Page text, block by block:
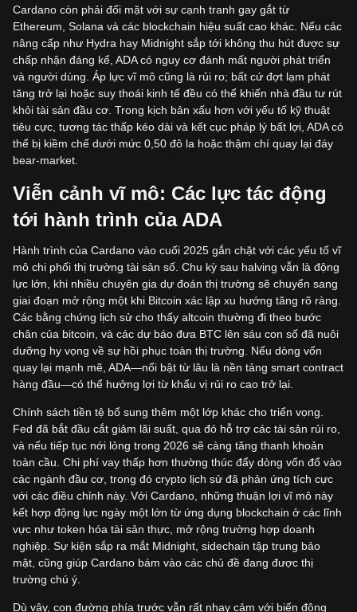
Cardano còn phải đối mặt với sự cạnh tranh gay gắt từ
Ethereum, Solana và các blockchain hiệu suất cao khác. Nếu các
nâng cấp như Hydra hay Midnight sắp tới không thu hút được sự
chấp nhận đáng kể, ADA có nguy cơ đánh mất người phát triển
và người dùng. Áp lực vĩ mô cũng là rủi ro; bất cứ đợt lạm phát
tăng trở lại hoặc suy thoái kinh tế đều có thể khiến nhà đầu tư rút
khỏi tài sản đầu cơ. Trong kịch bản xấu hơn với yếu tố kỹ thuật
tiêu cực, tương tác thấp kéo dài và kết cục pháp lý bất lợi, ADA có
thể bị kiềm chế dưới mức 0,50 đô la hoặc thậm chí quay lại đáy
bear-market.
Viễn cảnh vĩ mô: Các lực tác động
tới hành trình của ADA
Hành trình của Cardano vào cuối 2025 gắn chặt với các yếu tố vĩ
mô chi phối thị trường tài sản số. Chu kỳ sau halving vẫn là động
lực lớn, khi nhiều chuyên gia dự đoán thị trường sẽ chuyển sang
giai đoạn mở rộng một khi Bitcoin xác lập xu hướng tăng rõ ràng.
Các bằng chứng lịch sử cho thấy altcoin thường đi theo bước
chân của bitcoin, và các dự báo đưa BTC lên sáu con số đã nuôi
dưỡng hy vọng về sự hồi phục toàn thị trường. Nếu dòng vốn
quay lại mạnh mẽ, ADA—nổi bật từ lâu là nền tảng smart contract
hàng đầu—có thể hưởng lợi từ khẩu vị rủi ro cao trở lại.
Chính sách tiền tệ bổ sung thêm một lớp khác cho triển vọng.
Fed đã bắt đầu cắt giảm lãi suất, qua đó hỗ trợ các tài sản rủi ro,
và nếu tiếp tục nới lỏng trong 2026 sẽ càng tăng thanh khoản
toàn cầu. Chi phí vay thấp hơn thường thúc đẩy dòng vốn đổ vào
các ngành đầu cơ, trong đó crypto lịch sử đã phản ứng tích cực
với các điều chỉnh này. Với Cardano, những thuận lợi vĩ mô này
kết hợp động lực ngày một lớn từ ứng dụng blockchain ở các lĩnh
vực như token hóa tài sản thực, mở rộng trường hợp doanh
nghiệp. Sự kiện sắp ra mắt Midnight, sidechain tập trung bảo
mật, cũng giúp Cardano bám vào các chủ đề đang được thị
trường chú ý.
Dù vậy, con đường phía trước vẫn rất nhạy cảm với biến động